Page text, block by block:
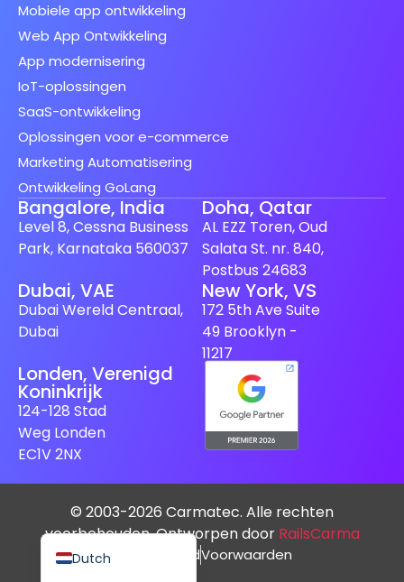
Mobiele app ontwikkeling
Web App Ontwikkeling
App modernisering
IoT-oplossingen
SaaS-ontwikkeling
Oplossingen voor e-commerce
Marketing Automatisering
Ontwikkeling GoLang
Bangalore, India
Level 8, Cessna Business
Park, Karnataka 560037
Doha, Qatar
AL EZZ Toren, Oud
Salata St. nr. 840,
Postbus 24683
Dubai, VAE
Dubai Wereld Centraal,
Dubai
New York, VS
172 5th Ave Suite
49 Brooklyn -
11217
Londen, Verenigd
Koninkrijk
124-128 Stad
Weg Londen
EC1V 2NX
© 2003-2026 Carmatec. Alle rechten
voorbehouden. Ontworpen door RailsCarma
PrivacybeleidVoorwaarden
Dutch
English
French
German
Japanese
Finnish
Spanish (Spain)